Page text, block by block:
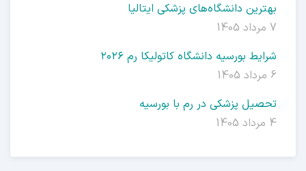
بهترین دانشگاه‌های پزشکی ایتالیا
شرایط بورسیه دانشگاه کاتولیکا رم ۲۰۲۶
تحصیل پزشکی در رم با بورسیه